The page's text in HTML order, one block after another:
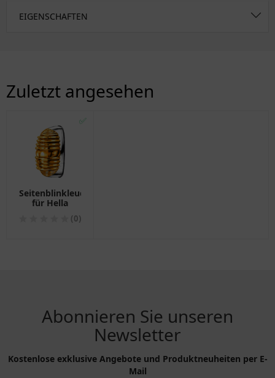
EIGENSCHAFTEN
Zuletzt angesehen
✅
Seitenblinkleuchte
für Hella
(0)
Abonnieren Sie unseren
Newsletter
Kostenlose exklusive Angebote und Produktneuheiten per E-
Mail